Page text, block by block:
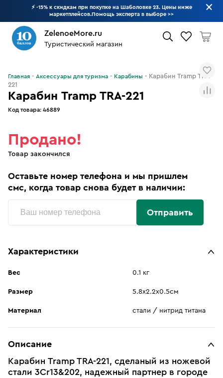
⚡ -15% к скидкам при покупке на Шаболовке 23. Цены ниже
маркетплейсов.Помощь эксперта в выборе >>
ZelenoeMore.ru
Туристический магазин
Карабин Tramp TRA-221
Код товара: 46889
Главная Аксессуары для туризма Карабины
Карабин Tramp TRA-
221
Продано!
Товар закончился
Оставьте номер телефона и мы пришлем
смс, когда товар снова будет в наличии:
Отправить
Характеристики
Вес 0.1 кг
Размер 5.8х2.2х0.5см
Материал стали / нитрид титана
Описание
Карабин Tramp TRA-221, сделаный из ножевой
стали 3Cr13&202, надежный партнер в городе